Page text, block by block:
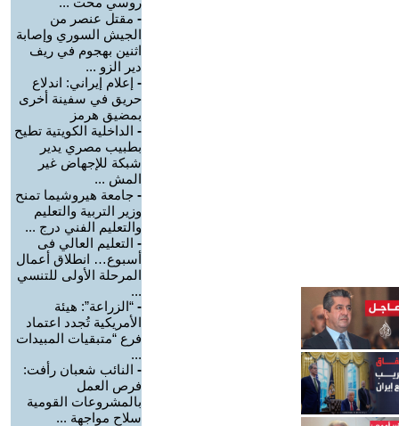
- مقتل عنصر من
الجيش السوري وإصابة
اثنين بهجوم في ريف
دير الزو ...
- إعلام إيراني: اندلاع
حريق في سفينة أخرى
بمضيق هرمز
- الداخلية الكويتية تطيح
بطبيب مصري يدير
شبكة للإجهاض غير
المش ...
- جامعة هيروشيما تمنح
وزير التربية والتعليم
والتعليم الفني درج ...
- التعليم العالي فى
أسبوع… انطلاق أعمال
المرحلة الأولى للتنسي
...
- “الزراعة”: هيئة
الأمريكية تُجدد اعتماد
فرع “متبقيات المبيدات
...
- النائب شعبان رأفت:
فرص العمل
بالمشروعات القومية
سلاح مواجهة ...